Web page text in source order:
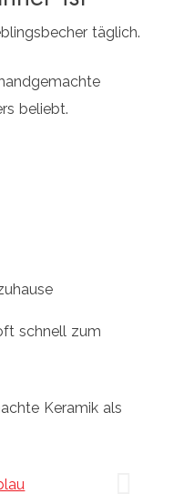
täglich.
beliebt.
schnell zum
Keramik als